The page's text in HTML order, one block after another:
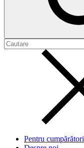
Pentru cumpărători